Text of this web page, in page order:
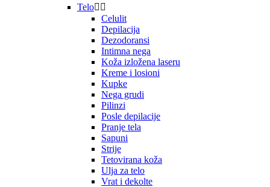
Telo 
Celulit
Depilacija
Dezodoransi
Intimna nega
Koža izložena laseru
Kreme i losioni
Kupke
Nega grudi
Pilinzi
Posle depilacije
Pranje tela
Sapuni
Strije
Tetovirana koža
Ulja za telo
Vrat i dekolte